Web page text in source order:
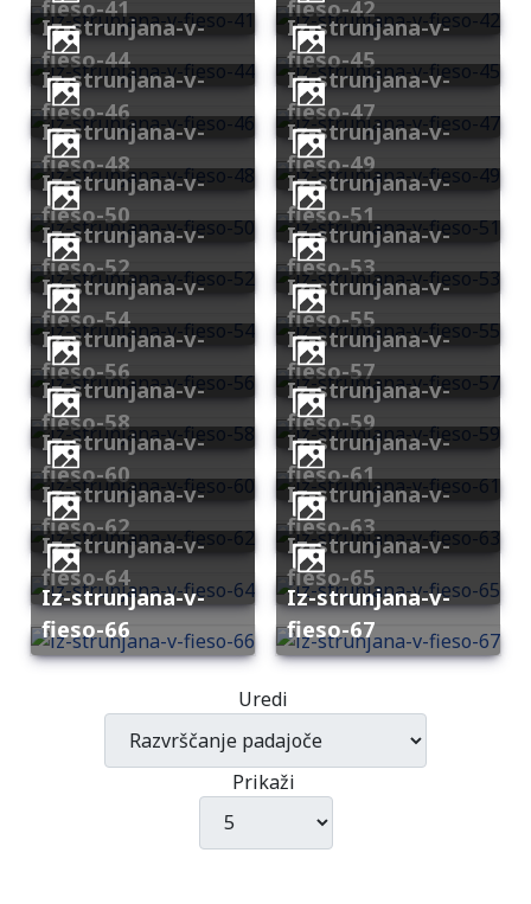
fieso-41
fieso-42
iz-strunjana-v-
fieso-44
iz-strunjana-v-
fieso-45
iz-strunjana-v-
fieso-46
iz-strunjana-v-
fieso-47
iz-strunjana-v-
fieso-48
iz-strunjana-v-
fieso-49
iz-strunjana-v-
fieso-50
iz-strunjana-v-
fieso-51
iz-strunjana-v-
fieso-52
iz-strunjana-v-
fieso-53
iz-strunjana-v-
fieso-54
iz-strunjana-v-
fieso-55
iz-strunjana-v-
fieso-56
iz-strunjana-v-
fieso-57
iz-strunjana-v-
fieso-58
iz-strunjana-v-
fieso-59
iz-strunjana-v-
fieso-60
iz-strunjana-v-
fieso-61
iz-strunjana-v-
fieso-62
iz-strunjana-v-
fieso-63
iz-strunjana-v-
fieso-64
iz-strunjana-v-
fieso-65
iz-strunjana-v-
fieso-66
iz-strunjana-v-
fieso-67
Uredi
Prikaži